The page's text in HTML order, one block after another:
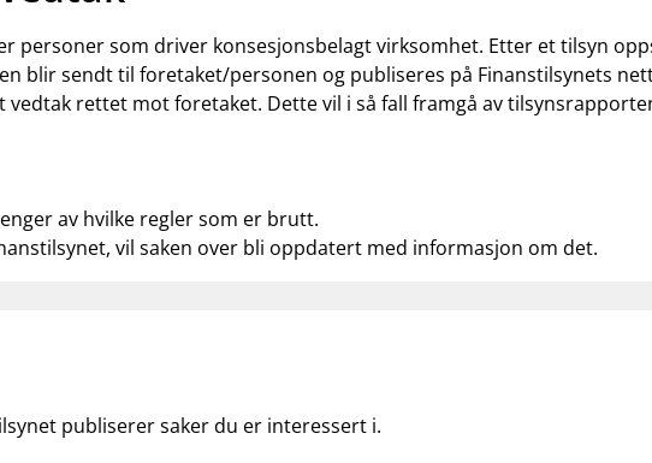
personer som driver konsesjonsbelagt virksomhet. Etter et tilsyn
blir sendt til foretaket/personen og publiseres på Finanstilsynets
rettet mot foretaket. Dette vil i så fall framgå av
av hvilke regler som er brutt.
vil saken over bli oppdatert med informasjon om det.
publiserer saker du er interessert i.